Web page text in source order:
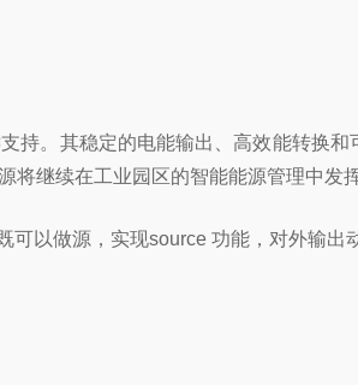
持。其稳定的电能输出、高效能转换
继续在工业园区的智能能源管理中发
以做源，实现source 功能，对外输